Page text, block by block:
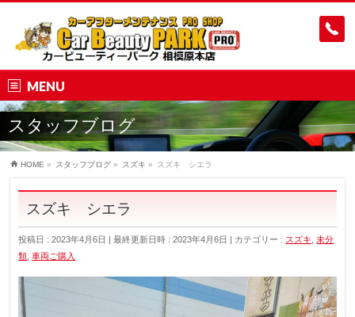
MENU
スタッフブログ
HOME » スタッフブログ » スズキ » スズキ シエラ
スズキ シエラ
投稿日 : 2023年4月6日 最終更新日時 : 2023年4月6日 カテゴリー : スズキ ,未分
類 ,車両ご購入